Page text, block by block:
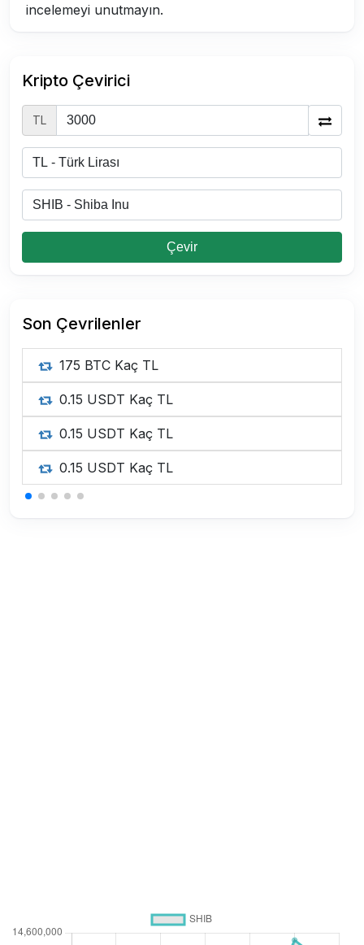
incelemeyi unutmayın.
Kripto Çevirici
TL
Çevir
Son Çevrilenler
175 BTC Kaç TL
0.15 USDT Kaç TL
0.15 USDT Kaç TL
0.15 USDT Kaç TL